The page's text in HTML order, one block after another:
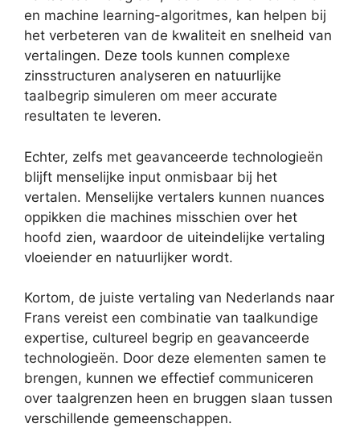
en machine learning-algoritmes, kan helpen bij
het verbeteren van de kwaliteit en snelheid van
vertalingen. Deze tools kunnen complexe
zinsstructuren analyseren en natuurlijke
taalbegrip simuleren om meer accurate
resultaten te leveren.
Echter, zelfs met geavanceerde technologieën
blijft menselijke input onmisbaar bij het
vertalen. Menselijke vertalers kunnen nuances
oppikken die machines misschien over het
hoofd zien, waardoor de uiteindelijke vertaling
vloeiender en natuurlijker wordt.
Kortom, de juiste vertaling van Nederlands naar
Frans vereist een combinatie van taalkundige
expertise, cultureel begrip en geavanceerde
technologieën. Door deze elementen samen te
brengen, kunnen we effectief communiceren
over taalgrenzen heen en bruggen slaan tussen
verschillende gemeenschappen.